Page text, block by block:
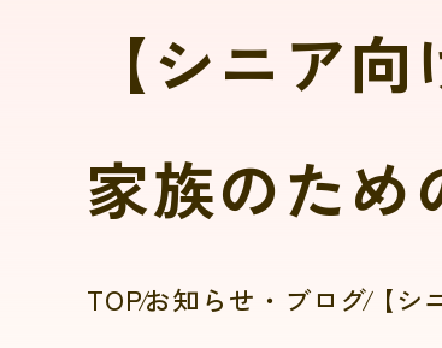
【シニア
家族のため
TOPお知らせ・ブログ【シ